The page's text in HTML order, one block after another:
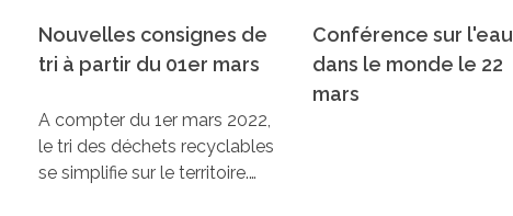
Nouvelles consignes de
tri à partir du 01er mars
A compter du 1er mars 2022,
le tri des déchets recyclables
se simplifie sur le territoire.…
Conférence sur l'eau
dans le monde le 22
mars